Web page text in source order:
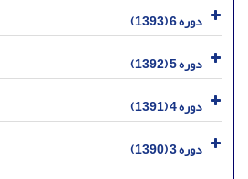
دوره 6 (1393)
دوره 5 (1392)
دوره 4 (1391)
دوره 3 (1390)